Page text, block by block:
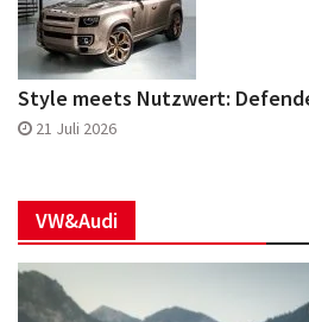
Style meets Nutzwert:
21 Juli 2026
VW&Audi